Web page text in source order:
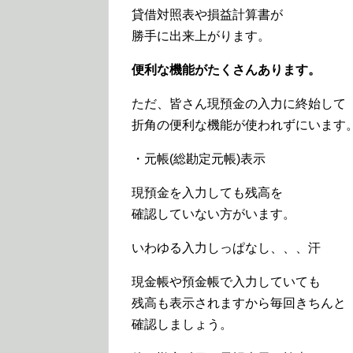
貸借対照表や損益計算書が
勝手に出来上がります。
便利な機能がたくさんあります。
ただ、皆さん現預金の入力に終始して
折角の便利な機能が使われずにいます
・元帳(総勘定元帳)表示
現預金を入力しても残高を
確認していない方がいます。
いわゆる入力しっぱなし、、、汗
現金帳や預金帳で入力していても
残高も表示されますから毎回きちんと
確認しましょう。